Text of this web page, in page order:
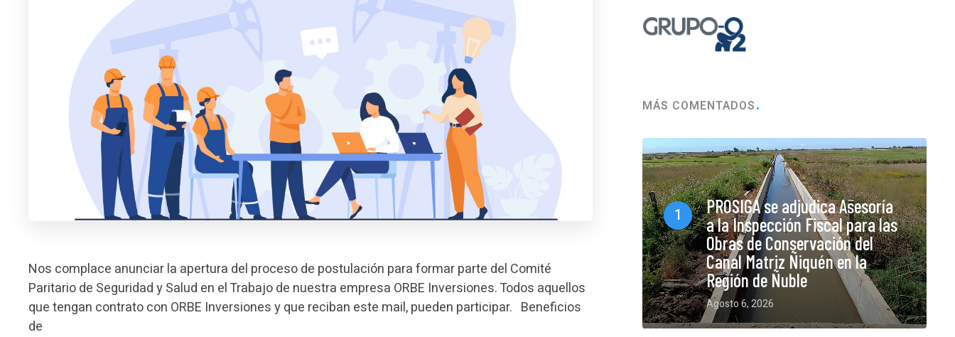
Nos complace anunciar la apertura del proceso de postulación para formar parte del Comité
Paritario de Seguridad y Salud en el Trabajo de nuestra empresa ORBE Inversiones. Todos aquellos
que tengan contrato con ORBE Inversiones y que reciban este mail, pueden participar. Beneficios
de
MÁS COMENTADOS
1
PROSIGA se adjudica Asesoría
a la Inspección Fiscal para las
Obras de Conservación del
Canal Matriz Ñiquén en la
Región de Ñuble
Agosto 6, 2026
0 Comments